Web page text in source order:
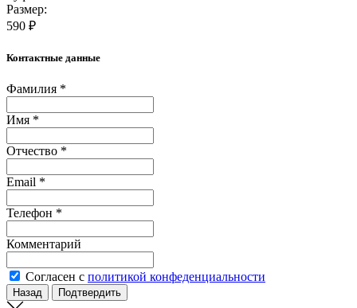
Размер:
590 ₽
Контактные данные
Фамилия *
Имя *
Отчество *
Email *
Телефон *
Комментарий
Согласен с политикой конфеденциальности
Назад Подтвердить